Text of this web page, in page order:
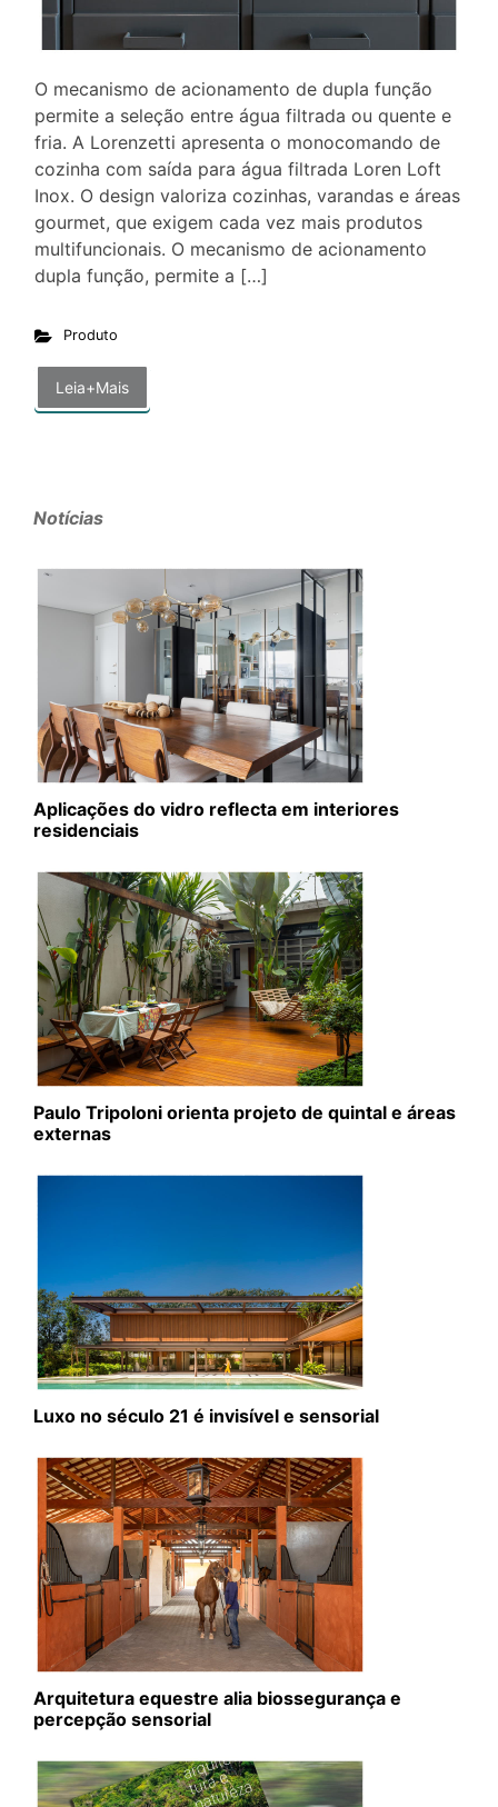
O mecanismo de acionamento de dupla função
permite a seleção entre água filtrada ou quente e
fria. A Lorenzetti apresenta o monocomando de
cozinha com saída para água filtrada Loren Loft
Inox. O design valoriza cozinhas, varandas e áreas
gourmet, que exigem cada vez mais produtos
multifuncionais. O mecanismo de acionamento
dupla função, permite a […]
Produto
Leia+Mais
Notícias
Aplicações do vidro reflecta em interiores
residenciais
Paulo Tripoloni orienta projeto de quintal e áreas
externas
Luxo no século 21 é invisível e sensorial
Arquitetura equestre alia biossegurança e
percepção sensorial